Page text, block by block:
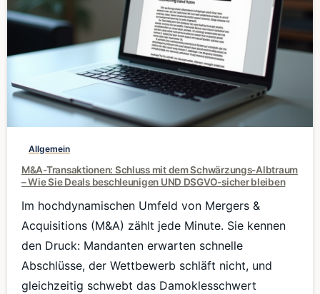
0
Allgemein
M&A-Transaktionen: Schluss mit dem Schwärzungs-Albtraum
– Wie Sie Deals beschleunigen UND DSGVO-sicher bleiben
Im hochdynamischen Umfeld von Mergers &
Acquisitions (M&A) zählt jede Minute. Sie kennen
den Druck: Mandanten erwarten schnelle
Abschlüsse, der Wettbewerb schläft nicht, und
gleichzeitig schwebt das Damoklesschwert